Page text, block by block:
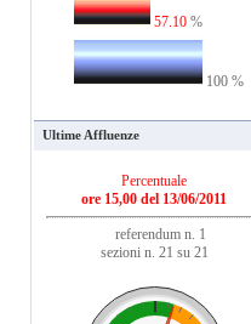
57.10 %
100 %
Ultime Affluenze
Percentuale
ore 15,00 del 13/06/2011
referendum n. 1
sezioni n. 21 su 21